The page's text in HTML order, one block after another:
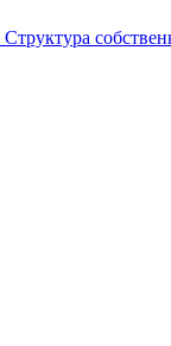
Структура